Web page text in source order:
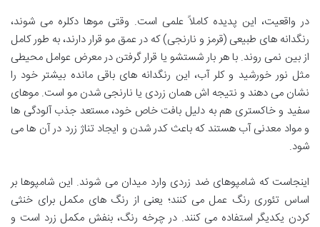
در واقعیت، این پدیده کاملاً علمی است. وقتی موها دکلره می شوند،
رنگدانه های طبیعی (قرمز و نارنجی) که در عمق مو قرار دارند، به طور کامل
از بین نمی روند. با هر بار شستشو یا قرار گرفتن در معرض عوامل محیطی
مثل نور خورشید و کلر آب، این رنگدانه های باقی مانده بیشتر خود را
نشان می دهند و نتیجه اش همان زردی یا نارنجی شدن مو است. موهای
سفید و خاکستری هم به دلیل بافت خاص خود، مستعد جذب آلودگی ها
و مواد معدنی آب هستند که باعث کدر شدن و ایجاد تناژ زرد در آن ها می
شود.
اینجاست که شامپوهای ضد زردی وارد میدان می شوند. این شامپوها بر
اساس تئوری رنگ عمل می کنند؛ یعنی از رنگ های مکمل برای خنثی
کردن یکدیگر استفاده می کنند. در چرخه رنگ، بنفش مکمل زرد است و